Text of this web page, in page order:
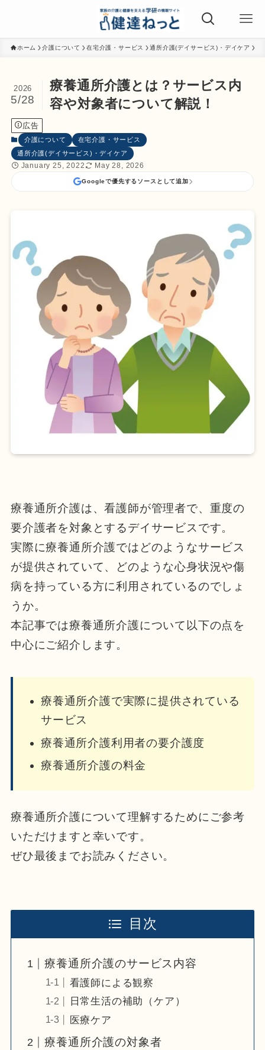
ホーム 介護について 在宅介護・サービス 通所介護(デイサービス)・デイケア
療養通所介護とは？サービス内
容や対象者について解説！
2026
5/28
広告
介護について
在宅介護・サービス
通所介護(デイサービス)・デイケア
January 25, 2022 May 28, 2026
Googleで優先するソースとして追加
療養通所介護は、看護師が管理者で、重度の
要介護者を対象とするデイサービスです。
実際に療養通所介護ではどのようなサービス
が提供されていて、どのような心身状況や傷
病を持っている方に利用されているのでしょ
うか。
本記事では療養通所介護について以下の点を
中心にご紹介します。
療養通所介護で実際に提供されている
サービス
療養通所介護利用者の要介護度
療養通所介護の料金
療養通所介護について理解するためにご参考
いただけますと幸いです。
ぜひ最後までお読みください。
目次
療養通所介護のサービス内容
看護師による観察
日常生活の補助（ケア）
医療ケア
療養通所介護の対象者